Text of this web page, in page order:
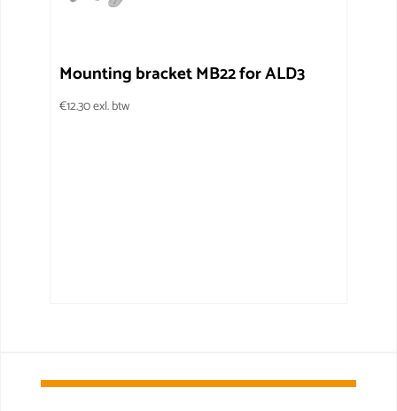
Mounting bracket MB22 for ALD3
€12.30exl. btw